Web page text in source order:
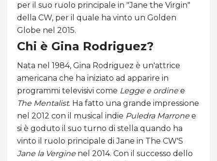
per il suo ruolo principale in "Jane the Virgin"
della CW, per il quale ha vinto un Golden
Globe nel 2015.
Chi è Gina Rodriguez?
Nata nel 1984, Gina Rodriguez è un'attrice
americana che ha iniziato ad apparire in
programmi televisivi come Legge e ordinee
The Mentalist. Ha fatto una grande impressione
nel 2012 con il musical indie Puledra Marronee
si è goduto il suo turno di stella quando ha
vinto il ruolo principale di Jane in The CW'S
Jane la Verginenel 2014. Con il successo dello